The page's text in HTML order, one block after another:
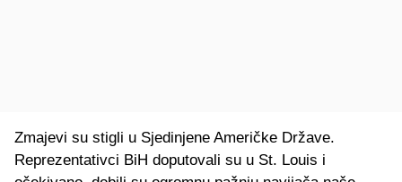
Zmajevi su stigli u Sjedinjene Američke Države.
Reprezentativci BiH doputovali su u St. Louis i